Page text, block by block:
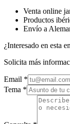
Venta online
Productos
Envío a
¿Interesado en esta
Solicita más
Email *
Tema *